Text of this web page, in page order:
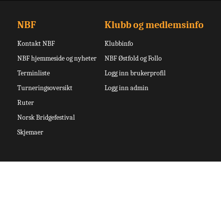
NBF
Kontakt NBF
NBF hjemmeside og nyheter
Terminliste
Turneringsoversikt
Ruter
Norsk Bridgefestival
Skjemaer
Klubb og medlemsinfo
Klubbinfo
NBF Østfold og Follo
Logg inn brukerprofil
Logg inn admin